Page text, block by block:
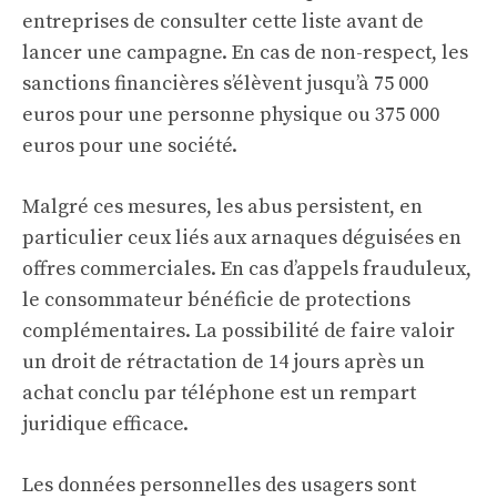
entreprises de consulter cette liste avant de
lancer une campagne. En cas de non-respect, les
sanctions financières s’élèvent jusqu’à 75 000
euros pour une personne physique ou 375 000
euros pour une société.
Malgré ces mesures, les abus persistent, en
particulier ceux liés aux arnaques déguisées en
offres commerciales. En cas d’appels frauduleux,
le consommateur bénéficie de protections
complémentaires. La possibilité de faire valoir
un droit de rétractation de 14 jours après un
achat conclu par téléphone est un rempart
juridique efficace.
Les données personnelles des usagers sont